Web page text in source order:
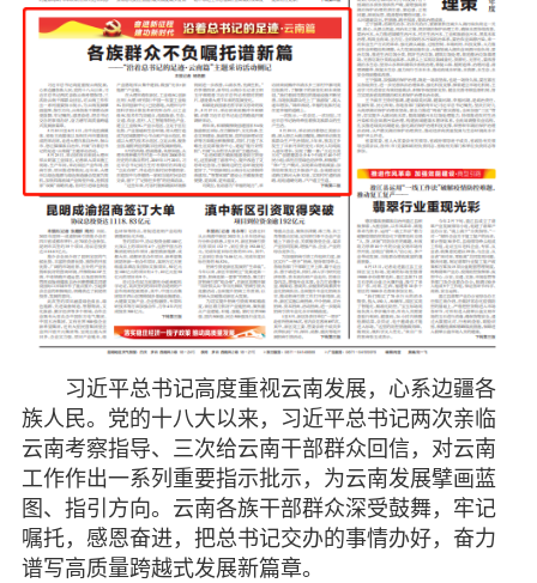
习近平总书记高度重视云南发展，心系边疆各
族人民。党的十八大以来，习近平总书记两次亲临
云南考察指导、三次给云南干部群众回信，对云南
工作作出一系列重要指示批示，为云南发展擘画蓝
图、指引方向。云南各族干部群众深受鼓舞，牢记
嘱托，感恩奋进，把总书记交办的事情办好，奋力
谱写高质量跨越式发展新篇章。